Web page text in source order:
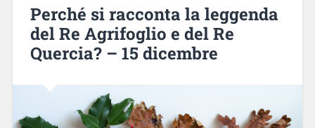
Perché si racconta la leggenda
del Re Agrifoglio e del Re
Quercia? – 15 dicembre